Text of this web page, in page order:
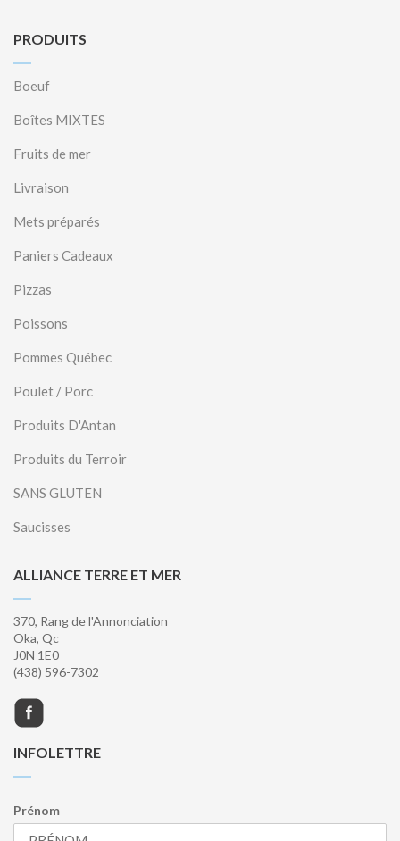
PRODUITS
Boeuf
Boîtes MIXTES
Fruits de mer
Livraison
Mets préparés
Paniers Cadeaux
Pizzas
Poissons
Pommes Québec
Poulet / Porc
Produits D'Antan
Produits du Terroir
SANS GLUTEN
Saucisses
ALLIANCE TERRE ET MER
370, Rang de l'Annonciation
Oka, Qc
J0N 1E0
(438) 596-7302
INFOLETTRE
Prénom